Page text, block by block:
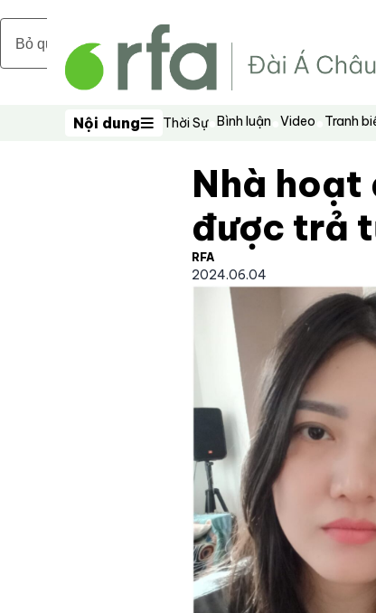
Bỏ qua nội dung chính
Nội dung
Nội dung Thời Sự Bình luận Video Tranh
Nhà hoạt
được trả
RFA
2024.06.04